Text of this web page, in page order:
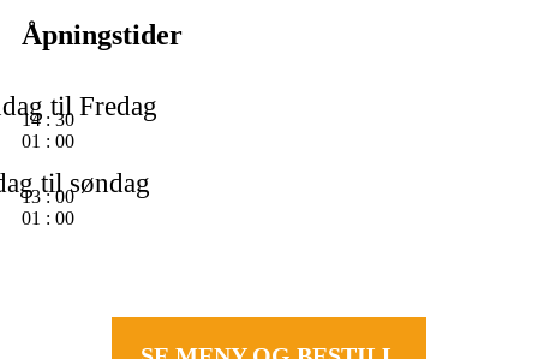
Åpningstider
til Fredag
14 : 30
01 : 00
til søndag
13: 00
01 : 00